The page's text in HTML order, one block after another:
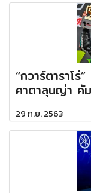
“กวาร์ตาราโ
คาตาลุนญ่า คั
29 ก.ย. 2563